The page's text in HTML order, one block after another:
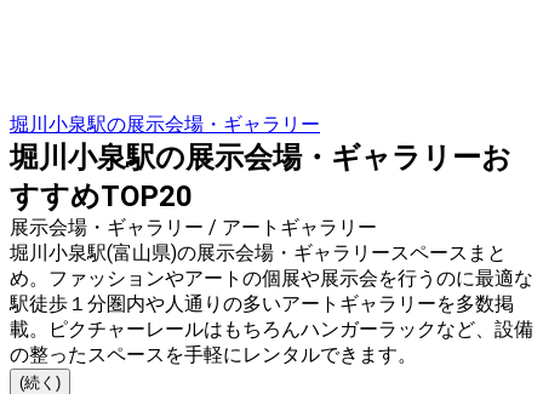
堀川小泉駅の展示会場・ギャラリー
堀川小泉駅の展示会場・ギャラリーお
すすめTOP20
展示会場・ギャラリー / アートギャラリー
堀川小泉駅(富山県)の展示会場・ギャラリースペースまと
め。ファッションやアートの個展や展示会を行うのに最適な
駅徒歩１分圏内や人通りの多いアートギャラリーを多数掲
載。ピクチャーレールはもちろんハンガーラックなど、設備
の整ったスペースを手軽にレンタルできます。
(続く)